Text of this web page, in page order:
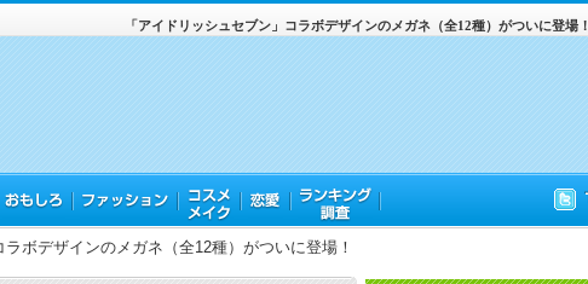
「アイドリッシュセブン」コラボデザインのメガネ（全12種）がついに登場！
ラボデザインのメガネ（全12種）がついに登場！